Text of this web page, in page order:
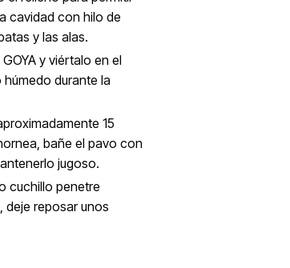
cavidad con hilo de
y las alas.
y viértalo en el
durante la
15
bañe el pavo con
jugoso.
cuchillo penetre
deje reposar unos